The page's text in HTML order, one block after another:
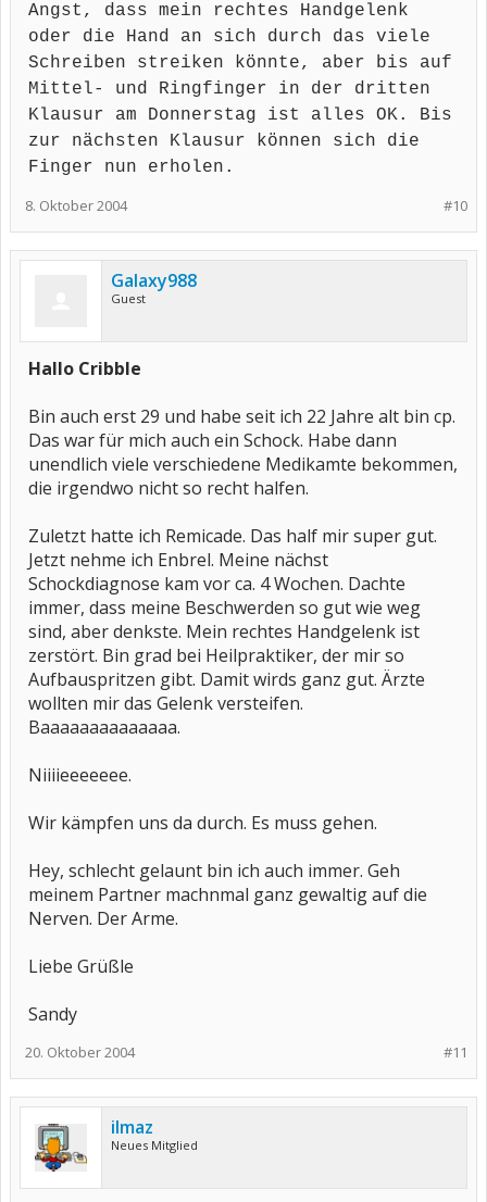
Angst, dass mein rechtes Handgelenk
oder die Hand an sich durch das viele
Schreiben streiken könnte, aber bis auf
Mittel- und Ringfinger in der dritten
Klausur am Donnerstag ist alles OK. Bis
zur nächsten Klausur können sich die
Finger nun erholen.
#10
8. Oktober 2004
Galaxy988
Guest
Hallo Cribble
Bin auch erst 29 und habe seit ich 22 Jahre alt bin cp.
Das war für mich auch ein Schock. Habe dann
unendlich viele verschiedene Medikamte bekommen,
die irgendwo nicht so recht halfen.
Zuletzt hatte ich Remicade. Das half mir super gut.
Jetzt nehme ich Enbrel. Meine nächst
Schockdiagnose kam vor ca. 4 Wochen. Dachte
immer, dass meine Beschwerden so gut wie weg
sind, aber denkste. Mein rechtes Handgelenk ist
zerstört. Bin grad bei Heilpraktiker, der mir so
Aufbauspritzen gibt. Damit wirds ganz gut. Ärzte
wollten mir das Gelenk versteifen.
Baaaaaaaaaaaaaa.
Niiiieeeeeee.
Wir kämpfen uns da durch. Es muss gehen.
Hey, schlecht gelaunt bin ich auch immer. Geh
meinem Partner machnmal ganz gewaltig auf die
Nerven. Der Arme.
Liebe Grüßle
Sandy
#11
20. Oktober 2004
ilmaz
Neues Mitglied